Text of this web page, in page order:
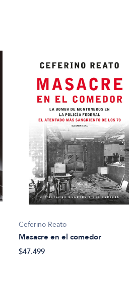
Ceferino Reato
Masacre en el comedor
$47.499